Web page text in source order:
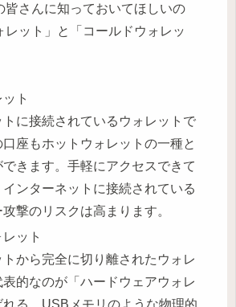
皆さんに知っておいてほしいの
レット」と「コールドウォレッ
ト
に接続されているウォレットで
座もホットウォレットの一種と
きます。手軽にアクセスできて
ンターネットに接続されている
撃のリスクは高まります。
ット
から完全に切り離されたウォレ
表的なのが「ハードウェアウォレ
れる、USBメモリのような物理的